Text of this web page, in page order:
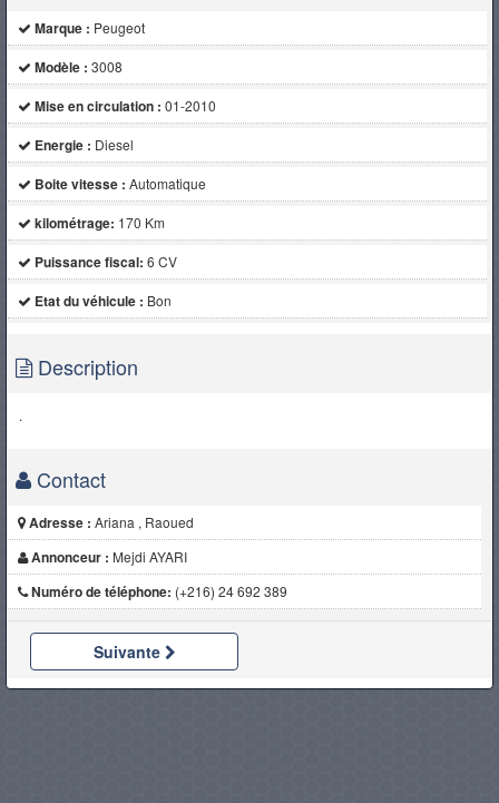
Marque : Peugeot
Modèle : 3008
Mise en circulation : 01-2010
Energie : Diesel
Boite vitesse : Automatique
kilométrage: 170 Km
Puissance fiscal: 6 CV
Etat du véhicule : Bon
Description
.
Contact
Adresse : Ariana , Raoued
Annonceur : Mejdi AYARI
Numéro de téléphone: (+216) 24 692 389
Suivante